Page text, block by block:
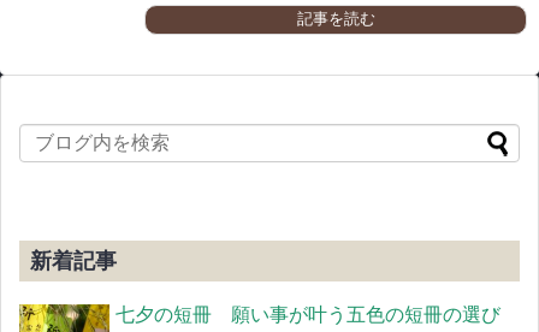
記事を読む
新着記事
七夕の短冊 願い事が叶う五色の短冊の選び